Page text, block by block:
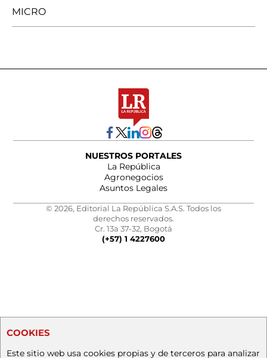
MICRO
NUESTROS PORTALES
La República
Agronegocios
Asuntos Legales
© 2026, Editorial La República S.A.S. Todos los
derechos reservados.
Cr. 13a 37-32, Bogotá
(+57) 1 4227600
COOKIES
Este sitio web usa cookies propias y de terceros para analizar